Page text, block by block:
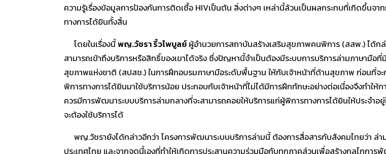
ความรู้เรื่องข้อมูลการป้องกันการติดเชื้อ HIVเป็นต้น สิ่งต่างๆ เหล่านี้ล้วนเป็นผลกระทบที่เกิดขึ้นจา
ทางการได้ยินทั้งสิ้น
โดยในเรื่องนี้พญ.วัชรา ริ้วไพบูลย์ ผู้อำนวยการสถาบันสร้างเสริมสุขภาพคนพิการ (สสพ.) ได้ก
สามารถเข้าถึงบริการหรือสิทธิ์ของเขาได้จริง ซึ่งปัญหานี้จำเป็นต้องมีระบบการบริการล่ามภาษามื
สุขภาพแห่งชาติ (สปสช.) ในการฝึกอบรมภาษามือระดับพื้นฐาน ให้กับเจ้าหน้าที่ด้านสุขภาพ ก่อนที่จ
พิการทางการได้ยินมาใช้บริการน้อย ประกอบกับเจ้าหน้าที่ไม่ได้มีการฝึกทักษะอย่างต่อเนื่องจึงทำใ
ควรมีการพัฒนาระบบบริการล่ามกลางที่จะสามารถคอยให้บริการแก่ผู้พิการทางการได้ยินให้ประจำ
จะต้องใช้บริการได้
พญ.วัชรายังได้กล่าวอีกว่า โครงการพัฒนาระบบบริการล่ามนี้ ต้องการสื่อสารกับสังคมไทยว่า ล่
ประเทศไทย และจากจุดนี้เองที่ทำให้เกิดการประสานความร่วมมือกับทุกภาคส่วนเพื่อสร้างกลไกกา